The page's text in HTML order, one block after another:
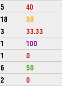
5 40
18 50
3 33.33
1 100
1 0
6 50
2 0